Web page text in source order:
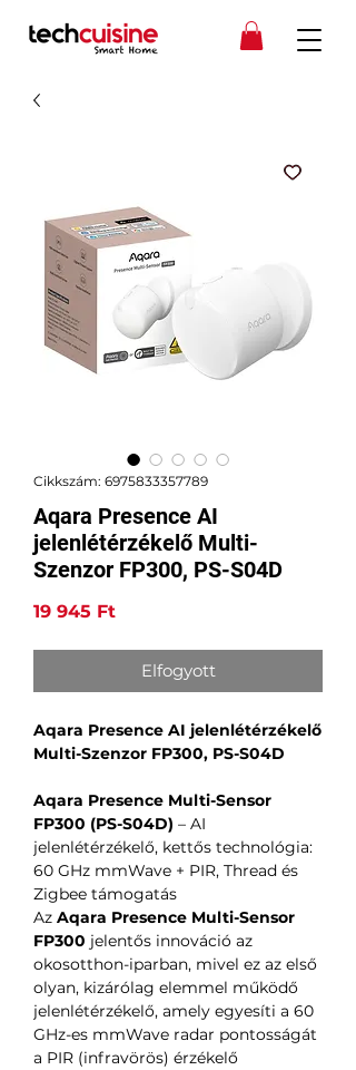
Cikkszám: 6975833357789
Aqara Presence AI
jelenlétérzékelő Multi-
Szenzor FP300, PS-S04D
19 945 FtÁr
Elfogyott
Aqara Presence AI jelenlétérzékelő
Multi-Szenzor FP300, PS-S04D
Aqara Presence Multi-Sensor
FP300 (PS-S04D) – AI
jelenlétérzékelő, kettős technológia:
60 GHz mmWave + PIR, Thread és
Zigbee támogatás
Az Aqara Presence Multi-Sensor
FP300 jelentős innováció az
okosotthon-iparban, mivel ez az első
olyan, kizárólag elemmel működő
jelenlétérzékelő, amely egyesíti a 60
GHz-es mmWave radar pontosságát
a PIR (infravörös) érzékelő